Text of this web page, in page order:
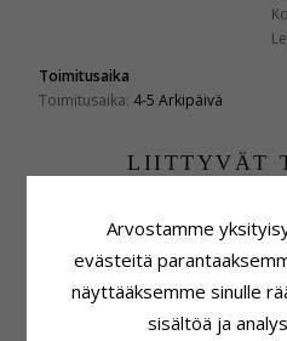
Toimitusaika
Toimitusaika: 4-5 Arkipäivä
LIITTYVÄT
Arvostamme
evästeitä
näyttääksemme sinulle
sisältöä ja